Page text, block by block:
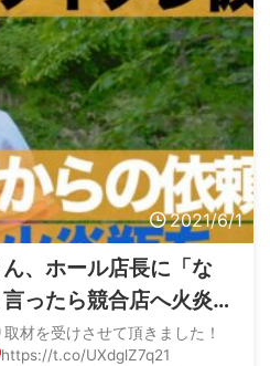
2021/6/1
、ホール店長に「な
ったら競合店へ火炎
れた模様…
材を受けさせて頂きました！
https://t.co/UXdglZ7q21